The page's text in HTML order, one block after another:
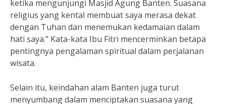
ketika mengunjungi Masjid Agung Banten. Suasana
religius yang kental membuat saya merasa dekat
dengan Tuhan dan menemukan kedamaian dalam
hati saya.” Kata-kata Ibu Fitri mencerminkan betapa
pentingnya pengalaman spiritual dalam perjalanan
wisata.
Selain itu, keindahan alam Banten juga turut
menyumbang dalam menciptakan suasana yang